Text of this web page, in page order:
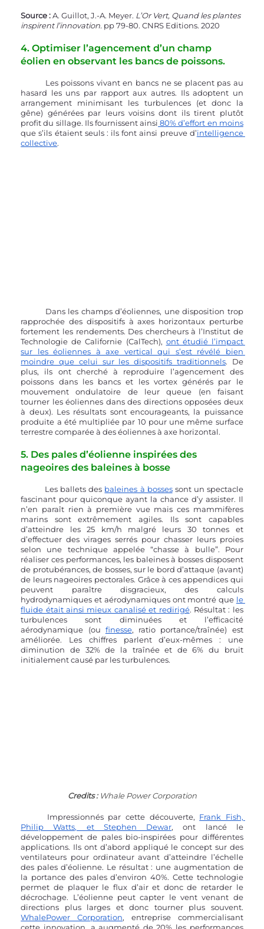
Source : A. Guillot, J.-A. Meyer. L’Or Vert, Quand les plantes
inspirent l’innovation. pp 79-80. CNRS Editions. 2020
4. Optimiser l’agencement d’un champ
éolien en observant les bancs de poissons.
hasard les uns par rapport aux autres. Ils adoptent un
arrangement minimisant les turbulences (et donc la
gêne) générées par leurs voisins dont ils tirent plutôt
profit du sillage. Ils fournissent ainsi 80% d’effort en moins
que s’ils étaient seuls : ils font ainsi preuve d’intelligence
collective.
rapprochée des dispositifs à axes horizontaux perturbe
fortement les rendements. Des chercheurs à l’Institut de
Technologie de Californie (CalTech), ont étudié l’impact
sur les éoliennes à axe vertical qui s’est révélé bien
moindre que celui sur les dispositifs traditionnels. De
plus, ils ont cherché à reproduire l’agencement des
poissons dans les bancs et les vortex générés par le
mouvement ondulatoire de leur queue (en faisant
tourner les éoliennes dans des directions opposées deux
à deux). Les résultats sont encourageants, la puissance
produite a été multipliée par 10 pour une même surface
terrestre comparée à des éoliennes à axe horizontal.
5. Des pales d’éolienne inspirées des
nageoires des baleines à bosse
	Les ballets des
baleines à bosses sont un spectacle
fascinant pour quiconque ayant la chance d’y assister. Il
n’en paraît rien à première vue mais ces mammifères
marins sont extrêmement agiles. Ils sont capables
d’atteindre les 25 km/h malgré leurs 30 tonnes et
d’effectuer des virages serrés pour chasser leurs proies
selon une technique appelée “chasse à bulle”. Pour
réaliser ces performances, les baleines à bosses disposent
de protubérances, de bosses, sur le bord d’attaque (avant)
de leurs nageoires pectorales. Grâce à ces appendices qui
peuvent paraître disgracieux, des calculs
hydrodynamiques et aérodynamiques ont montré que le
fluide était ainsi mieux canalisé et redirigé. Résultat : les
turbulences sont diminuées et l’efficacité
aérodynamique (ou finesse, ratio portance/traînée) est
améliorée. Les chiffres parlent d’eux-mêmes : une
diminution de 32% de la traînée et de 6% du bruit
initialement causé par les turbulences.
Credits : Whale Power Corporation
	Impressionnés par cette découverte,
Frank Fish,
Philip Watts, et Stephen Dewar, ont lancé le
développement de pales bio-inspirées pour différentes
applications. Ils ont d’abord appliqué le concept sur des
ventilateurs pour ordinateur avant d’atteindre l’échelle
des pales d’éolienne. Le résultat : une augmentation de
la portance des pales d’environ 40%. Cette technologie
permet de plaquer le flux d’air et donc de retarder le
décrochage. L’éolienne peut capter le vent venant de
WhalePower Corporation, entreprise commercialisant